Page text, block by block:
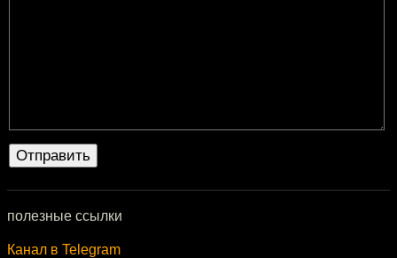
полезные ссылки
Канал в Telegram